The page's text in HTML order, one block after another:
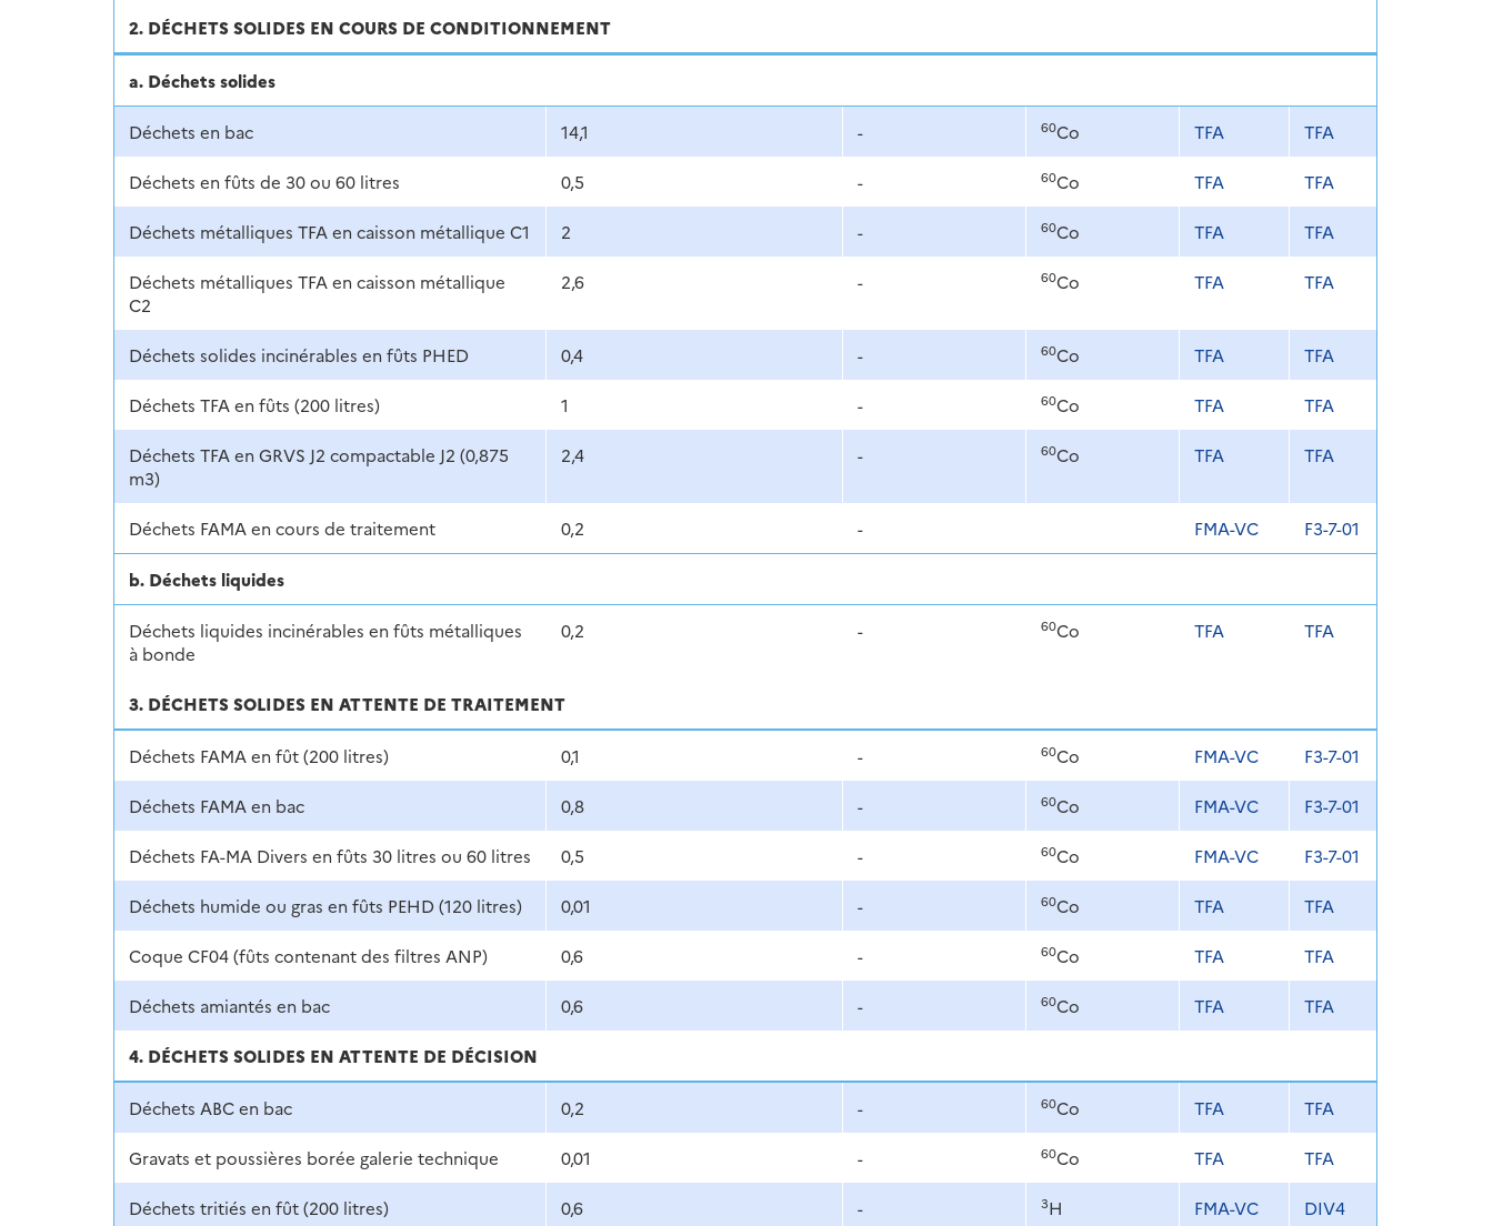
2. DÉCHETS SOLIDES EN COURS DE CONDITIONNEMENT
a. Déchets solides
Déchets en bac 14,1 - 60Co TFA TFA
Déchets en fûts de 30 ou 60 litres 0,5 - 60Co TFA TFA
Déchets métalliques TFA en caisson métallique C1 2 - 60Co TFA TFA
Déchets métalliques TFA en caisson métallique
C2
2,6 - 60Co TFA TFA
Déchets solides incinérables en fûts PHED 0,4 - 60Co TFA TFA
Déchets TFA en fûts (200 litres) 1 - 60Co TFA TFA
Déchets TFA en GRVS J2 compactable J2 (0,875
m3)
2,4 - 60Co TFA TFA
Déchets FAMA en cours de traitement 0,2 - FMA-VC F3-7-01
b. Déchets liquides
Déchets liquides incinérables en fûts métalliques
à bonde
0,2 - 60Co TFA TFA
3. DÉCHETS SOLIDES EN ATTENTE DE TRAITEMENT
Déchets FAMA en fût (200 litres) 0,1 - 60Co FMA-VC F3-7-01
Déchets FAMA en bac 0,8 - 60Co FMA-VC F3-7-01
Déchets FA-MA Divers en fûts 30 litres ou 60 litres 0,5 - 60Co FMA-VC F3-7-01
Déchets humide ou gras en fûts PEHD (120 litres) 0,01 - 60Co TFA TFA
Coque CF04 (fûts contenant des filtres ANP) 0,6 - 60Co TFA TFA
Déchets amiantés en bac 0,6 - 60Co TFA TFA
4. DÉCHETS SOLIDES EN ATTENTE DE DÉCISION
Déchets ABC en bac 0,2 - 60Co TFA TFA
Gravats et poussières borée galerie technique 0,01 - 60Co TFA TFA
Déchets tritiés en fût (200 litres) 0,6 - 3H FMA-VC DIV4